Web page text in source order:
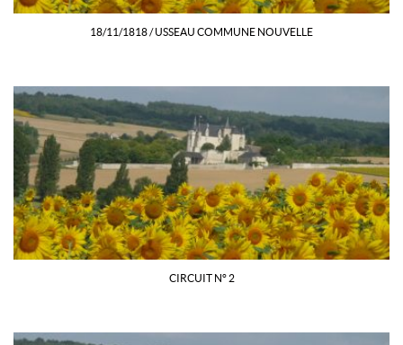
18/11/1818 / USSEAU COMMUNE NOUVELLE
CIRCUIT N° 2